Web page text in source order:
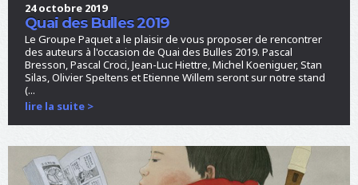
24 octobre 2019
Quai des Bulles 2019
Le Groupe Paquet a le plaisir de vous proposer de rencontrer
des auteurs à l'occasion de Quai des Bulles 2019. Pascal
Bresson, Pascal Croci, Jean-Luc Hiettre, Michel Koeniguer, Stan
Silas, Olivier Speltens et Etienne Willem seront sur notre stand
(...
lire la suite >